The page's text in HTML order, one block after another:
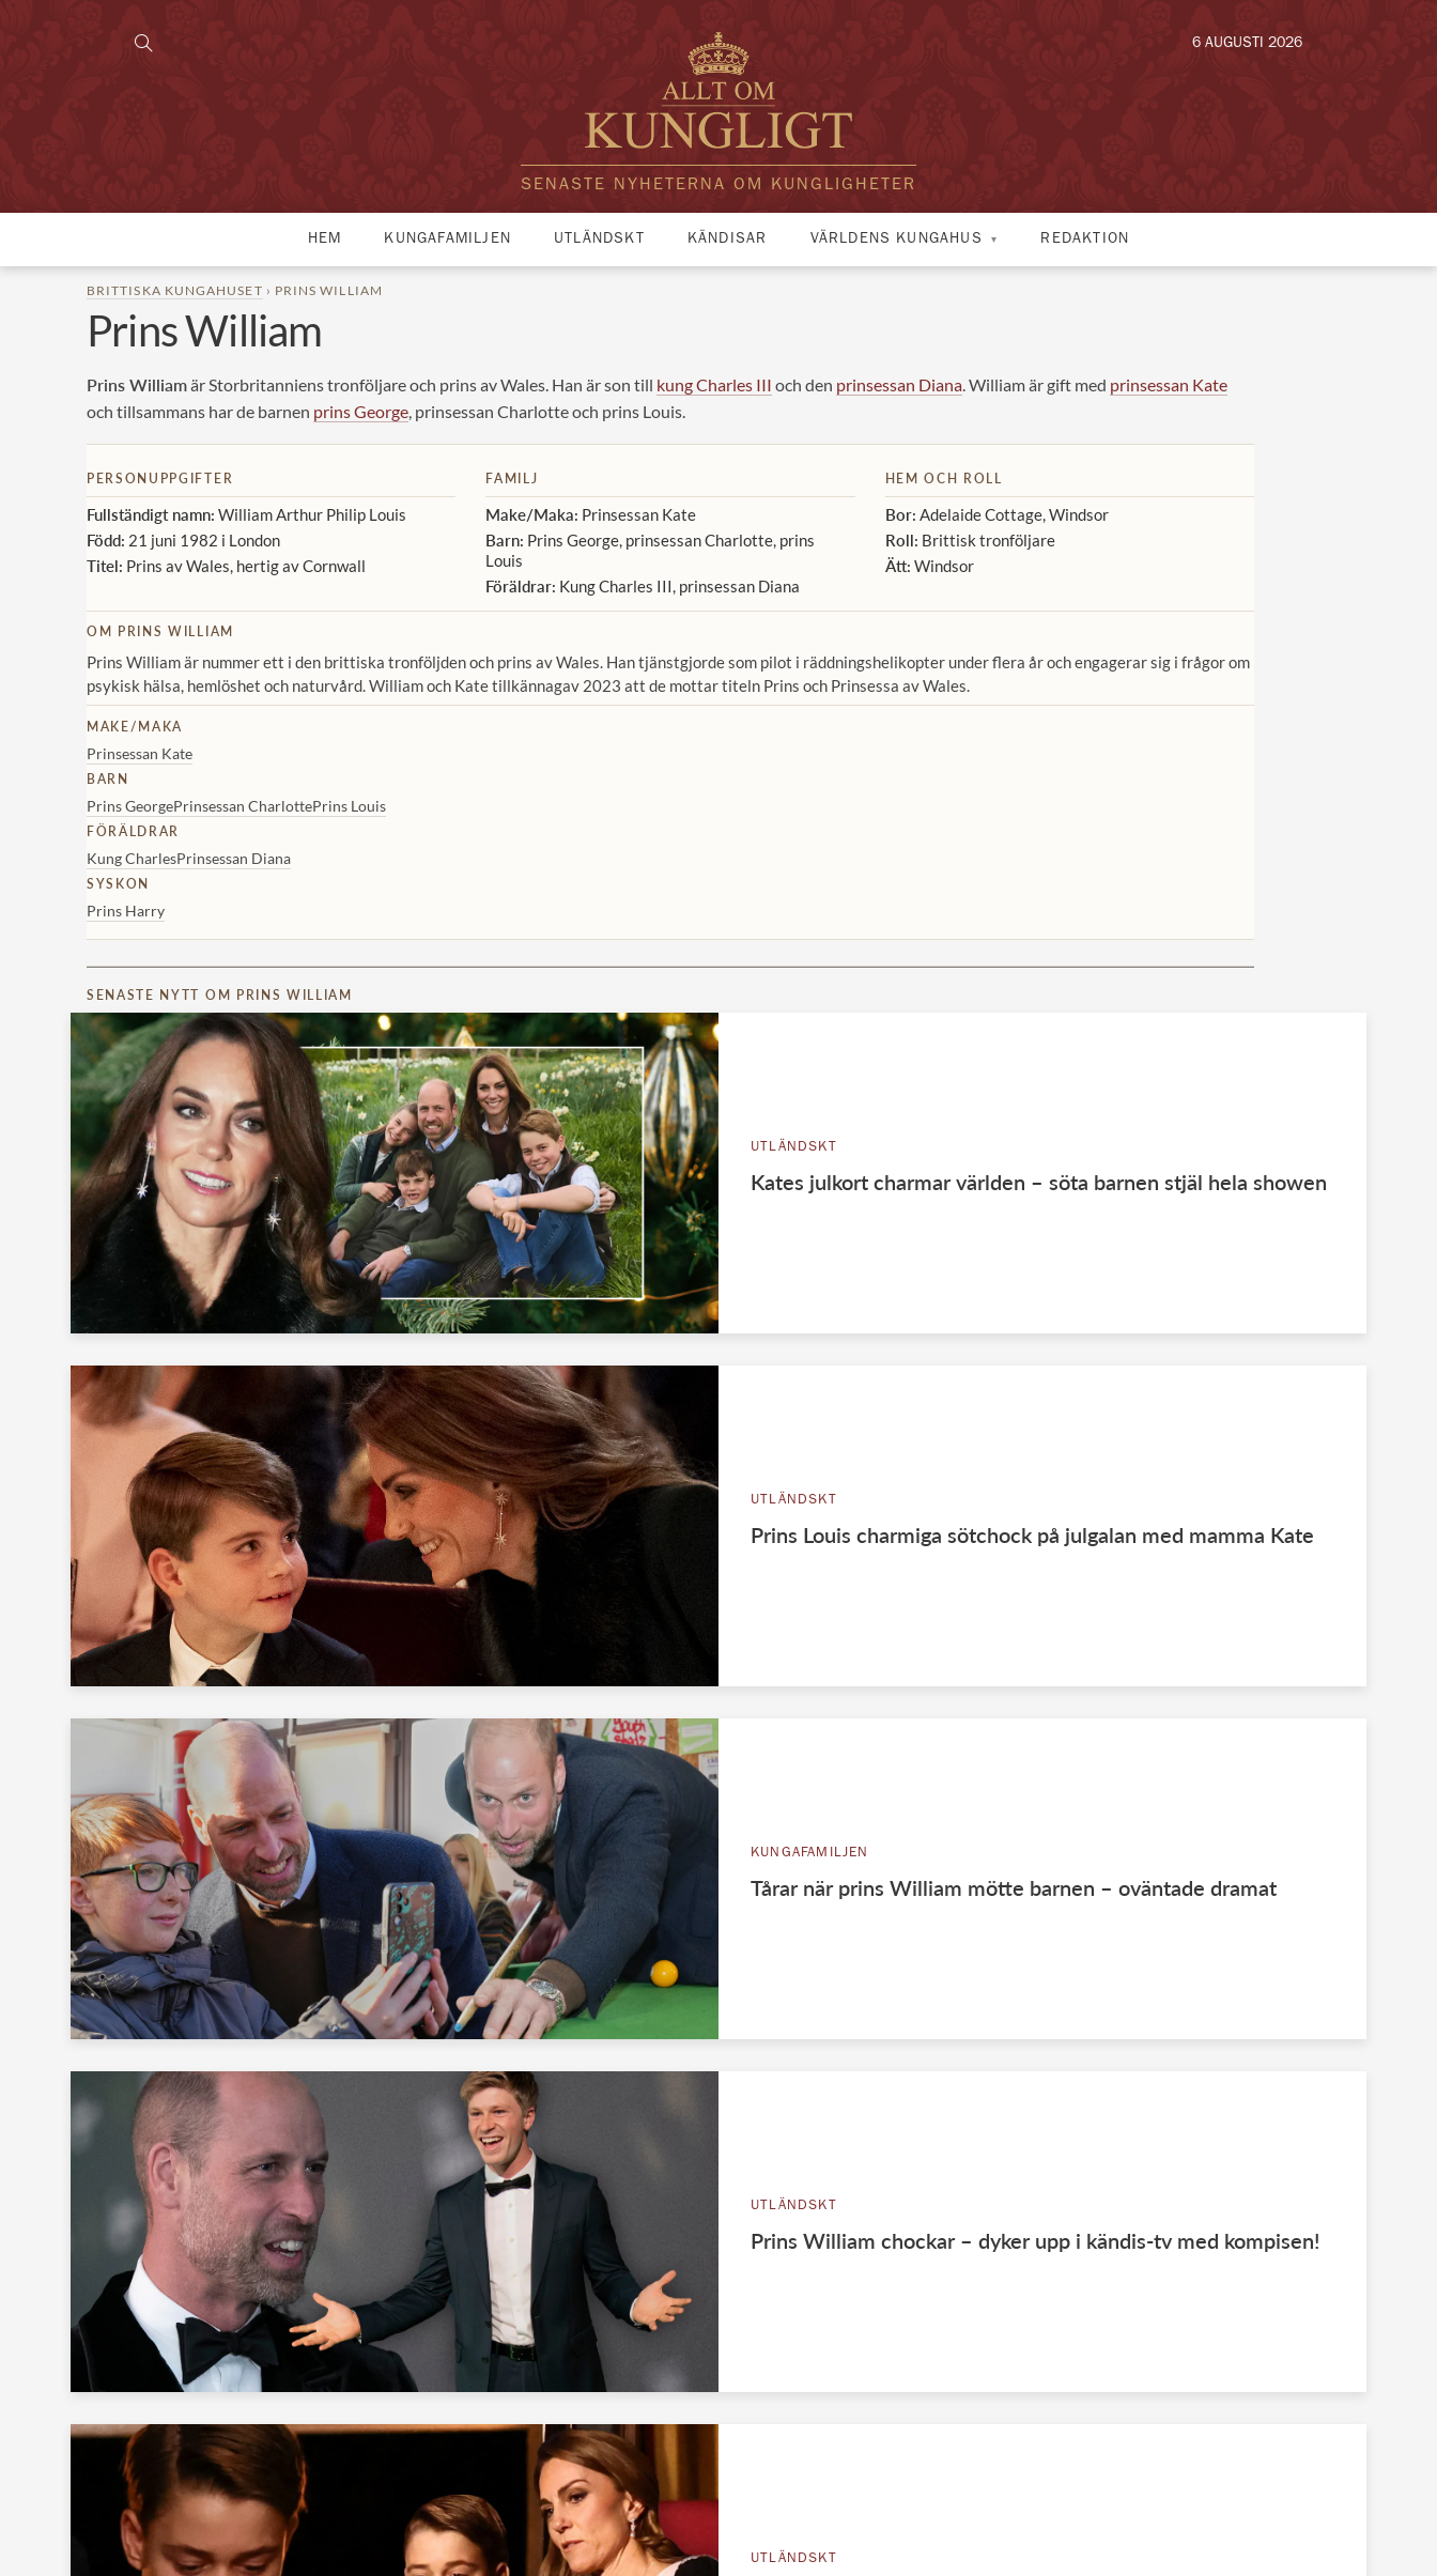
SENASTE NYHETERNA OM KUNGLIGHETER
6 AUGUSTI 2026
HEM KUNGAFAMILJEN UTLÄNDSKT KÄNDISAR VÄRLDENS KUNGAHUS REDAKTION
BRITTISKA KUNGAHUSET › PRINS WILLIAM
Prins William
Prins Williamär Storbritanniens tronföljare och prins av Wales. Han är son till kung Charles III och den prinsessan Diana. William är gift med prinsessan Kate
och tillsammans har de barnen prins George, prinsessan Charlotte och prins Louis.
PERSONUPPGIFTER
Fullständigt namn: William Arthur Philip Louis
Född: 21 juni 1982 i London
Titel: Prins av Wales, hertig av Cornwall
FAMILJ
Make/Maka: Prinsessan Kate
Barn: Prins George, prinsessan Charlotte, prins
Louis
Föräldrar: Kung Charles III, prinsessan Diana
HEM OCH ROLL
Bor: Adelaide Cottage, Windsor
Roll: Brittisk tronföljare
Ätt: Windsor
OM PRINS WILLIAM
Prins William är nummer ett i den brittiska tronföljden och prins av Wales. Han tjänstgjorde som pilot i räddningshelikopter under flera år och engagerar sig i frågor om
psykisk hälsa, hemlöshet och naturvård. William och Kate tillkännagav 2023 att de mottar titeln Prins och Prinsessa av Wales.
MAKE/MAKA
Prinsessan Kate
BARN
Prins GeorgePrinsessan CharlottePrins Louis
FÖRÄLDRAR
Kung CharlesPrinsessan Diana
SYSKON
Prins Harry
SENASTE NYTT OM PRINS WILLIAM
UTLÄNDSKT
Kates julkort charmar världen – söta barnen stjäl hela showen
UTLÄNDSKT
Prins Louis charmiga sötchock på julgalan med mamma Kate
KUNGAFAMILJEN
Tårar när prins William mötte barnen – oväntade dramat
UTLÄNDSKT
Prins William chockar – dyker upp i kändis-tv med kompisen!
UTLÄNDSKT